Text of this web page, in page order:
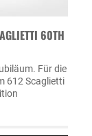
60TH
Für die
612 Scaglietti